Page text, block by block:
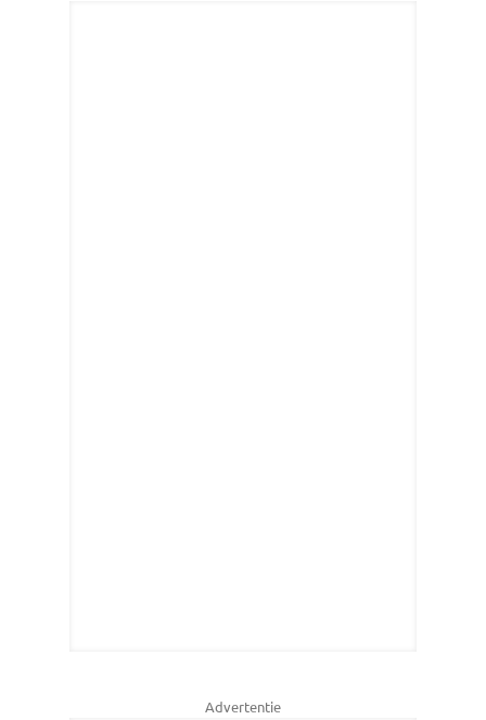
Advertentie